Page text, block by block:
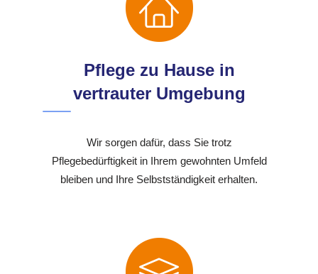
Pflege zu Hause in
vertrauter Umgebung
Wir sorgen dafür, dass Sie trotz
Pflegebedürftigkeit in Ihrem gewohnten Umfeld
bleiben und Ihre Selbstständigkeit erhalten.